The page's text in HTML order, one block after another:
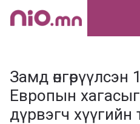
Skip
Замд
Европын
дүрвэгч хүүгийн